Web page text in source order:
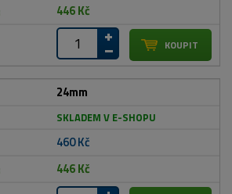
446 Kč
24mm
SKLADEM V E-SHOPU
460 Kč
446 Kč